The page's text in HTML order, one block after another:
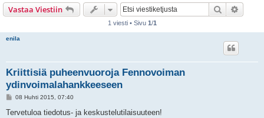
Vastaa Viestiin Etsi
1 viesti • Sivu 1/1
enila
Kriittisiä puheenvuoroja Fennovoiman
ydinvoimalahankkeeseen
V
e
08 Huhti 2015, 07:40
Tervetuloa tiedotus- ja keskustelutilaisuuteen!